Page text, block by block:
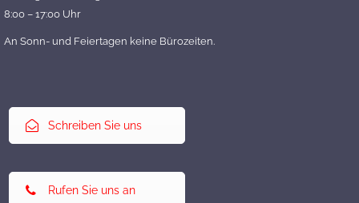
8:00 – 17:00 Uhr
An Sonn- und Feiertagen keine Bürozeiten.
Schreiben Sie uns
Rufen Sie uns an